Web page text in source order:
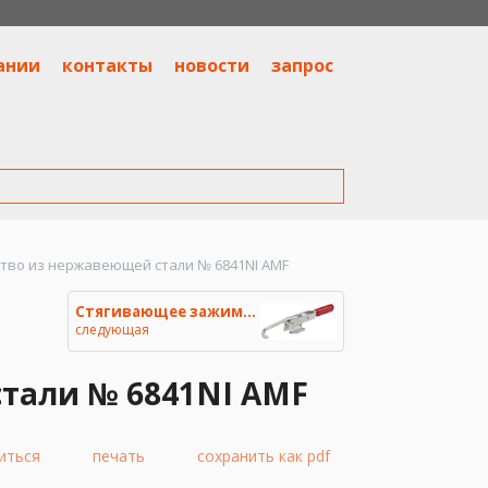
контакты новости запрос
из нержавеющей стали № 6841NI AMF
Стягивающее зажимное устройств
следующая
№ 6841NI AMF
печать сохранить как pdf